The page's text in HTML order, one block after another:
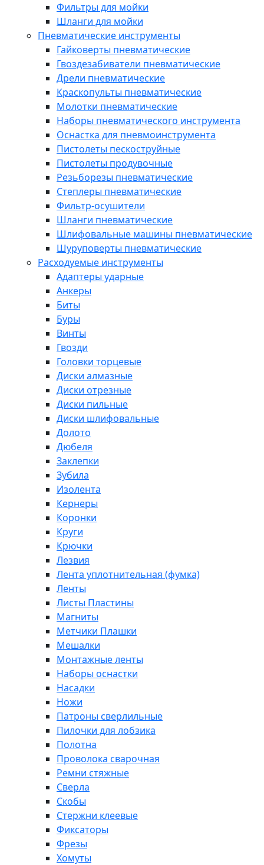
Фильтры для мойки
Шланги для мойки
Пневматические инструменты
Гайковерты пневматические
Гвоздезабиватели пневматические
Дрели пневматические
Краскопульты пневматические
Молотки пневматические
Наборы пневматического инструмента
Оснастка для пневмоинструмента
Пистолеты пескоструйные
Пистолеты продувочные
Резьборезы пневматические
Степлеры пневматические
Фильтр-осушители
Шланги пневматические
Шлифовальные машины пневматические
Шуруповерты пневматические
Расходуемые инструменты
Адаптеры ударные
Анкеры
Биты
Буры
Винты
Гвозди
Головки торцевые
Диски алмазные
Диски отрезные
Диски пильные
Диски шлифовальные
Долото
Дюбеля
Заклепки
Зубила
Изолента
Кернеры
Коронки
Круги
Крючки
Лезвия
Лента уплотнительная (фумка)
Ленты
Листы Пластины
Магниты
Метчики Плашки
Мешалки
Монтажные ленты
Наборы оснастки
Насадки
Ножи
Патроны сверлильные
Пилочки для лобзика
Полотна
Проволока сварочная
Ремни стяжные
Сверла
Скобы
Стержни клеевые
Фиксаторы
Фрезы
Хомуты